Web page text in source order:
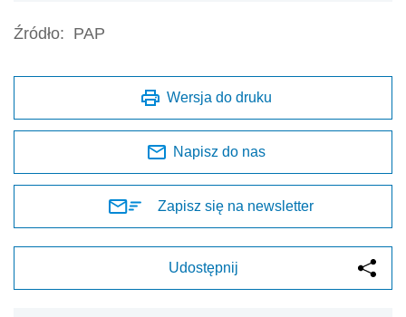
Źródło: PAP
Wersja do druku
Napisz do nas
Zapisz się na newsletter
Udostępnij